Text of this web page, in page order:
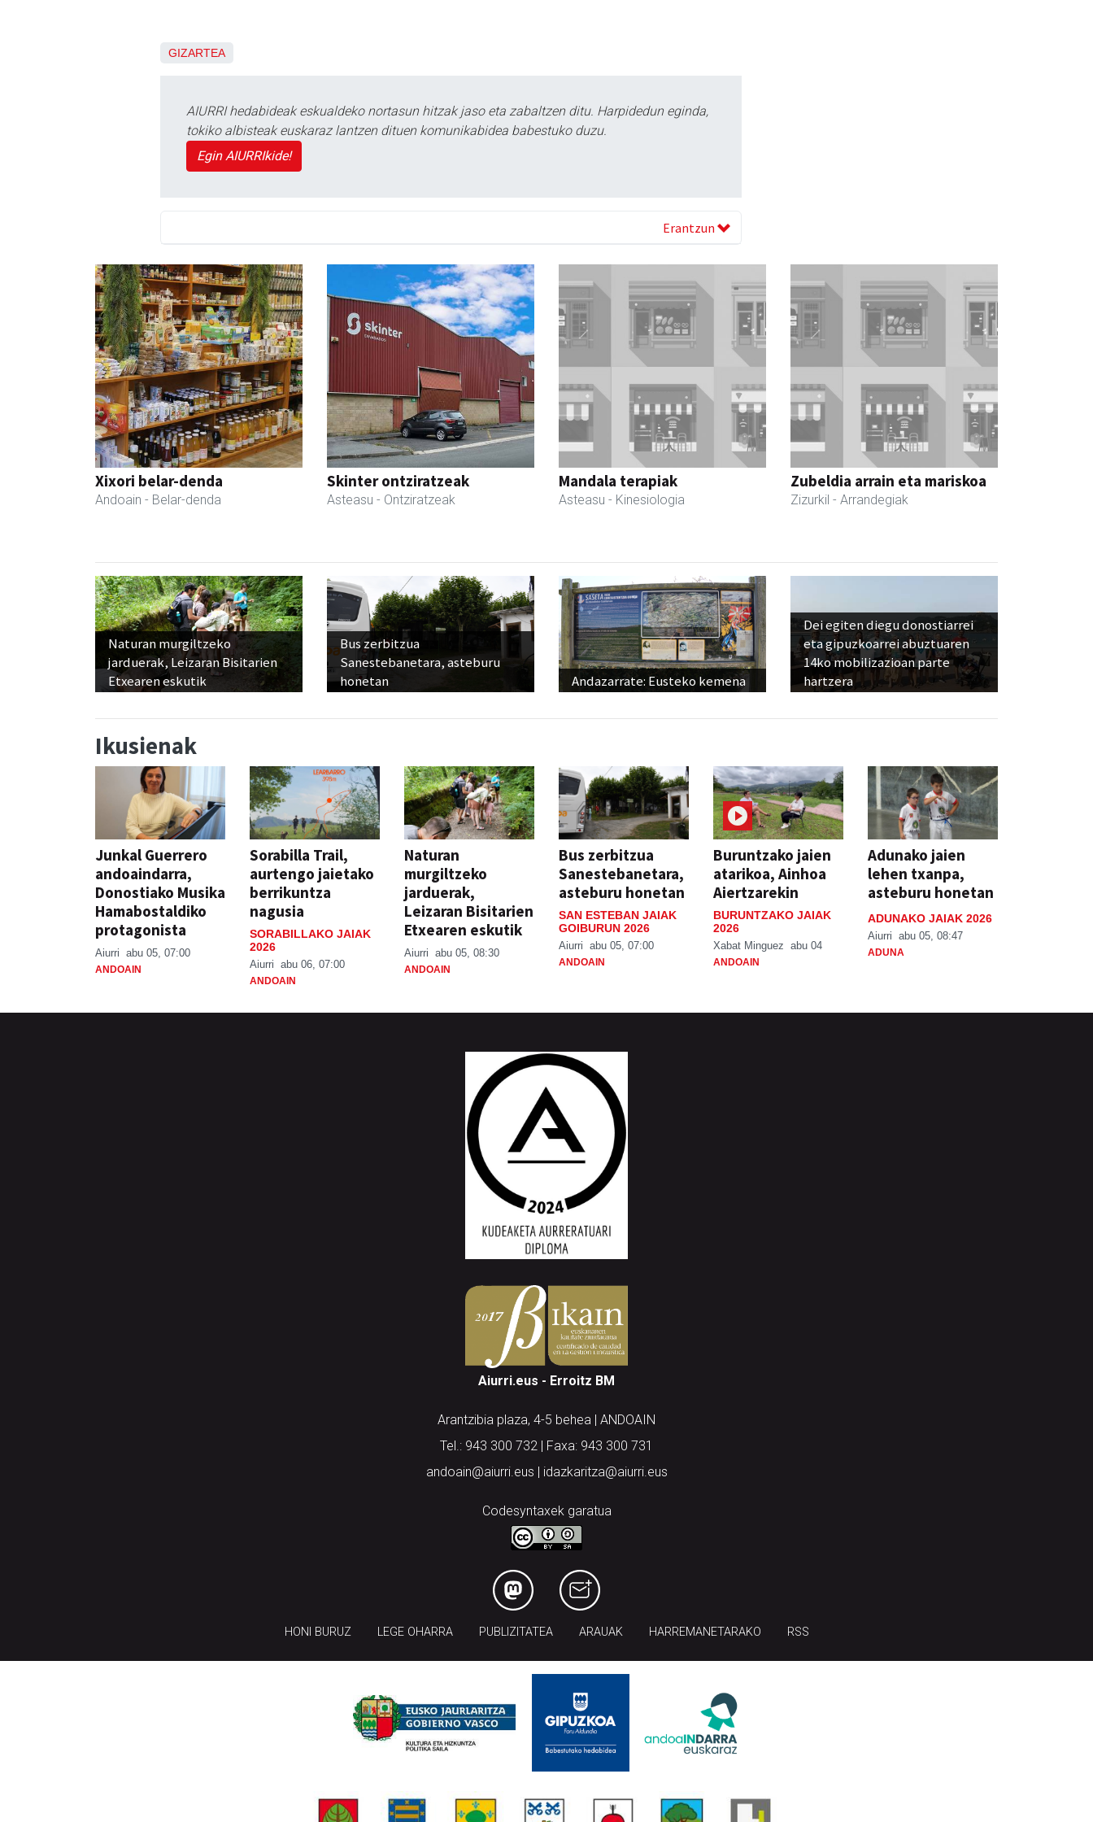
GIZARTEA
AIURRI hedabideak eskualdeko nortasun hitzak jaso eta zabaltzen ditu. Harpidedun eginda,
tokiko albisteak euskaraz lantzen dituen komunikabidea babestuko duzu.
Egin AIURRIkide!
Erantzun
Xixori belar-denda
Andoain - Belar-denda
Skinter ontziratzeak
Asteasu - Ontziratzeak
Mandala terapiak
Asteasu - Kinesiologia
Zubeldia arrain eta mariskoa
Zizurkil - Arrandegiak
Naturan murgiltzeko
jarduerak, Leizaran Bisitarien
Etxearen eskutik
Bus zerbitzua
Sanestebanetara, asteburu
honetan
Andazarrate: Eusteko kemena
Dei egiten diegu donostiarrei
eta gipuzkoarrei abuztuaren
14ko mobilizazioan parte
hartzera
Ikusienak
Junkal Guerrero
andoaindarra,
Donostiako Musika
Hamabostaldiko
protagonista
Aiurri abu 05, 07:00
ANDOAIN
Sorabilla Trail,
aurtengo jaietako
berrikuntza
nagusia
SORABILLAKO JAIAK
2026
Aiurri abu 06, 07:00
ANDOAIN
Naturan
murgiltzeko
jarduerak,
Leizaran Bisitarien
Etxearen eskutik
Aiurri abu 05, 08:30
ANDOAIN
Bus zerbitzua
Sanestebanetara,
asteburu honetan
SAN ESTEBAN JAIAK
GOIBURUN 2026
Aiurri abu 05, 07:00
ANDOAIN
Buruntzako jaien
atarikoa, Ainhoa
Aiertzarekin
BURUNTZAKO JAIAK
2026
Xabat Minguez abu 04
ANDOAIN
Adunako jaien
lehen txanpa,
asteburu honetan
ADUNAKO JAIAK 2026
Aiurri abu 05, 08:47
ADUNA
Aiurri.eus - Erroitz BM
Arantzibia plaza, 4-5 behea | ANDOAIN
Tel.: 943 300 732 | Faxa: 943 300 731
andoain@aiurri.eus | idazkaritza@aiurri.eus
Codesyntaxek garatua
HONI BURUZ LEGE OHARRA PUBLIZITATEA ARAUAK HARREMANETARAKO RSS